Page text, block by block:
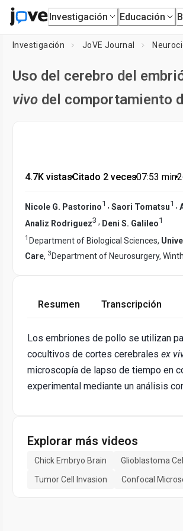
Investigación Educación
Investigación JoVE Journal
Uso del cerebro del
vivo del comportamiento
4.7K vistas•Citado 2 veces•07:53 min•
Nicole G. Pastorino1 , Saori Tomatsu1 ,
Analiz Rodriguez3 , Deni S. Galileo1
1 Department of Biological Sciences,
Care, 3 Department of Neurosurgery,
Resumen Transcripción
Los embriones de pollo se utilizan
cocultivos de cortes cerebrales ex
microscopía de lapso de tiempo en
experimental mediante un análisis
Explorar más videos
Chick Embryo Brain Glioblastoma
Tumor Cell Invasion
Confocal